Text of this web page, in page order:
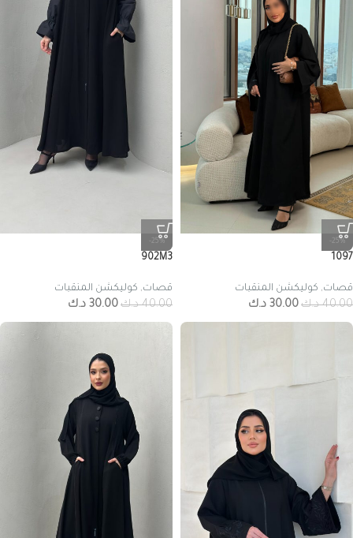
-25%
1097
قصات, كوليكشن المنقبات
40.00 د.ك30.00 د.ك
-25%
902M3
قصات, كوليكشن المنقبات
40.00 د.ك30.00 د.ك